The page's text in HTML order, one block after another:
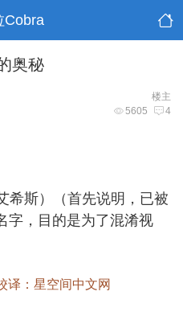
Cobra
奥秘
楼主
5605 4
希斯）（首先说明，已被
字，目的是为了混淆视
译：星空间中文网